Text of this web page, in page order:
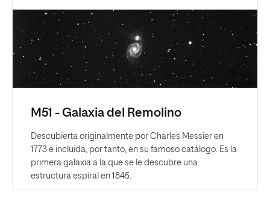
M51 - Galaxia del Remolino
Descubierta originalmente por Charles Messier en
1773 e incluida, por tanto, en su famoso catálogo. Es la
primera galaxia a la que se le descubre una
estructura espiral en 1845.